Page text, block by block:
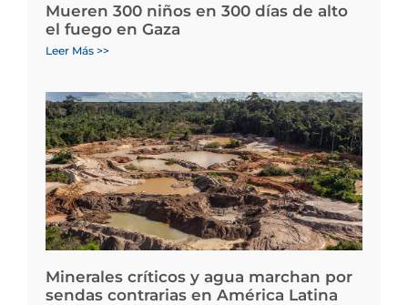
Mueren 300 niños en 300 días de alto
el fuego en Gaza
Leer Más >>
Minerales críticos y agua marchan por
sendas contrarias en América Latina